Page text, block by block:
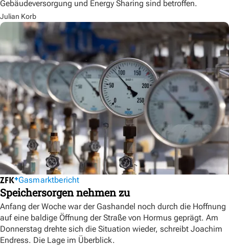
Gebäudeversorgung und Energy Sharing sind betroffen.
Julian Korb
Gasmarktbericht
Speichersorgen nehmen zu
Anfang der Woche war der Gashandel noch durch die Hoffnung
auf eine baldige Öffnung der Straße von Hormus geprägt. Am
Donnerstag drehte sich die Situation wieder, schreibt Joachim
Endress. Die Lage im Überblick.